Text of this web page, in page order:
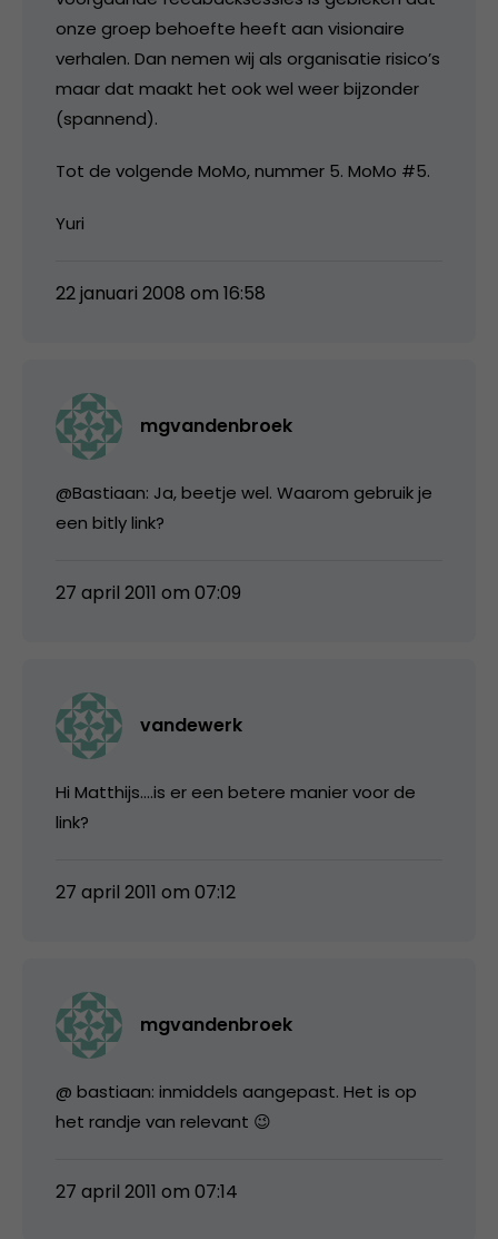
onze groep behoefte heeft aan visionaire
verhalen. Dan nemen wij als organisatie risico’s
maar dat maakt het ook wel weer bijzonder
(spannend).
Tot de volgende MoMo, nummer 5. MoMo #5.
Yuri
22 januari 2008 om 16:58
mgvandenbroek
@Bastiaan: Ja, beetje wel. Waarom gebruik je
een bitly link?
27 april 2011 om 07:09
vandewerk
Hi Matthijs….is er een betere manier voor de
link?
27 april 2011 om 07:12
mgvandenbroek
@ bastiaan: inmiddels aangepast. Het is op
het randje van relevant 😉
27 april 2011 om 07:14